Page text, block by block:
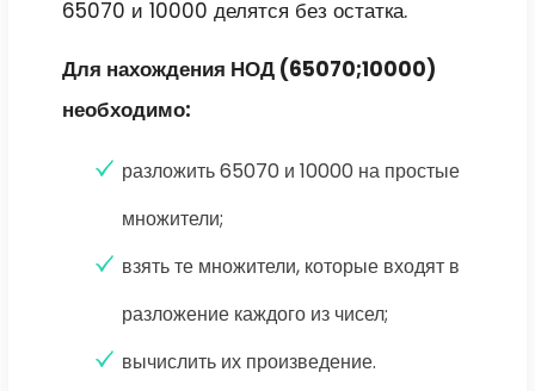
65070 и 10000 делятся без остатка.
Для нахождения НОД (65070;10000)
необходимо:
разложить 65070 и 10000 на простые
множители;
взять те множители, которые входят в
разложение каждого из чисел;
вычислить их произведение.